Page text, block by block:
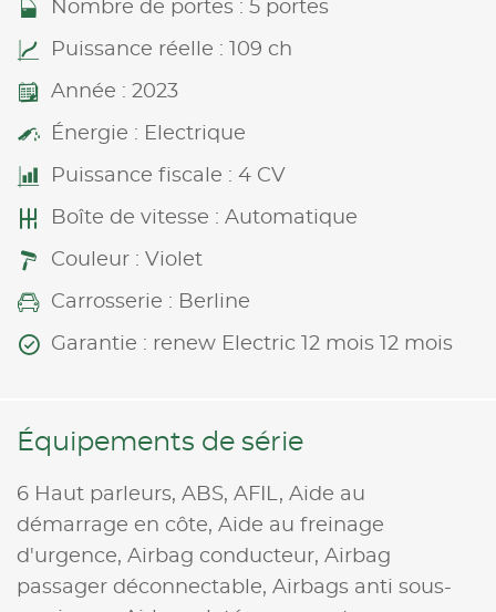
Nombre de portes : 5 portes
Puissance réelle : 109 ch
Année : 2023
Énergie : Electrique
Puissance fiscale : 4 CV
Boîte de vitesse : Automatique
Couleur : Violet
Carrosserie : Berline
Garantie : renew Electric 12 mois 12 mois
Équipements de série
6 Haut parleurs, ABS, AFIL, Aide au
démarrage en côte, Aide au freinage
d'urgence, Airbag conducteur, Airbag
passager déconnectable, Airbags anti sous-